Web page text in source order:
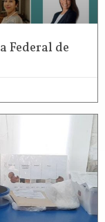
Federal de